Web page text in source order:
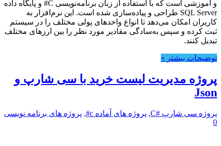
و آموزشی است که با استفاده از زبان برنامه‌نویسی C# و پایگاه داده
SQL Server طراحی و پیاده‌سازی شده است. این نرم‌افزار به
کاربران امکان می‌دهد تا انواع واحدهای پولی مختلف را در سیستم
ثبت کرده و سپس به‌سادگی مقادیر مورد نظر را بین ارزهای مختلف
تبدیل کنند.
توضیحات بیشتر »
پروژه مدیریت لیست خرید با سی شارپ و
Json
پروژه سی شارپ #C , پروژه های آماده c# , پروژه های برنامه نویسی
0